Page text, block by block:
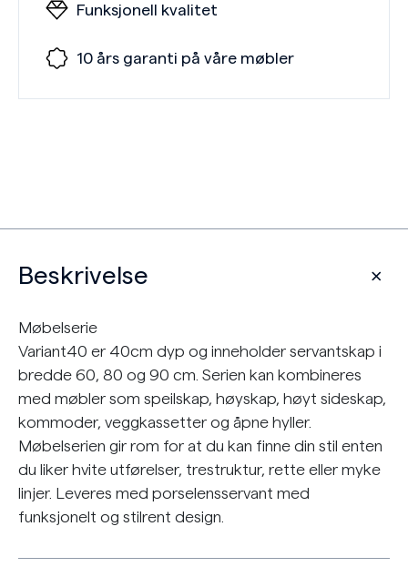
Funksjonell kvalitet
10 års garanti på våre møbler
Beskrivelse
Møbelserie
Variant40 er 40cm dyp og inneholder servantskap i
bredde 60, 80 og 90 cm. Serien kan kombineres
med møbler som speilskap, høyskap, høyt sideskap,
kommoder, veggkassetter og åpne hyller.
Møbelserien gir rom for at du kan finne din stil enten
du liker hvite utførelser, trestruktur, rette eller myke
linjer. Leveres med porselensservant med
funksjonelt og stilrent design.